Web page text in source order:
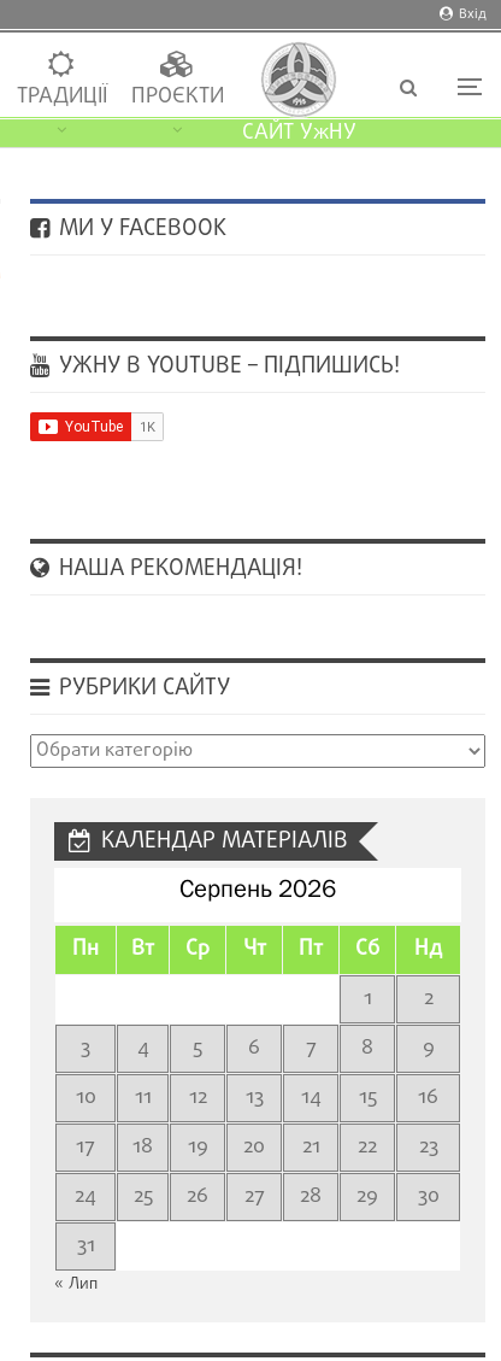
Вхід
ТРАДИЦІЇ
ПРОЄКТИ
САЙТ УжНУ
МИ У FACEBOOK
УЖНУ В YOUTUBE – ПІДПИШИСЬ!
НАША РЕКОМЕНДАЦІЯ!
РУБРИКИ САЙТУ
Рубрики
КАЛЕНДАР МАТЕРІАЛІВ
Серпень 2026
Пн Вт Ср Чт Пт Сб Нд
1
2
3
4 5 6 7 8
9
10
11 12 13 14 15
16
17
18 19 20 21 22
23
24
25 26 27 28 29
30
31
« Лип